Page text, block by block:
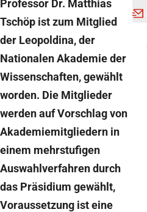
Professor Dr. Matthias
Tschöp ist zum Mitglied
der Leopoldina, der
Nationalen Akademie der
Wissenschaften, gewählt
worden. Die Mitglieder
werden auf Vorschlag von
Akademiemitgliedern in
einem mehrstufigen
Auswahlverfahren durch
das Präsidium gewählt,
Voraussetzung ist eine